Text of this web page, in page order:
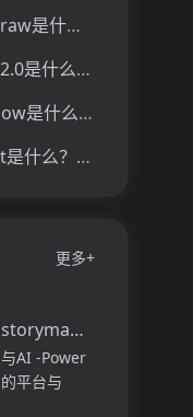
Excalidraw是什么？一文让你看懂Excalidraw的技术原理、主要功能、应用场景
RMBG-2.0是什么？一文让你看懂RMBG-2.0的技术原理、主要功能、应用场景
JanusFlow是什么？一文让你看懂JanusFlow的技术原理、主要功能、应用场景
SWE-Kit是什么？一文让你看懂SWE-Kit的技术原理、主要功能、应用场景
更多+
storymania ai story
与AI -Power
的平台与